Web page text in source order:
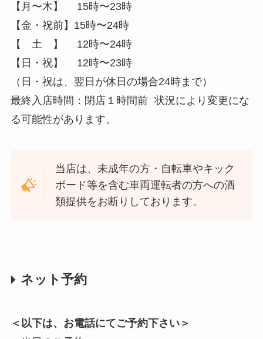
【月〜木】 15時〜23時
【金・祝前】15時〜24時
【 土 】 12時〜24時
【日・祝】 12時〜23時
（日・祝は、翌日が休日の場合24時まで）
最終入店時間：閉店１時間前 状況により変更にな
る可能性があります。
当店は、未成年の方・自転車やキック
ボード等を含む車両運転者の方への酒
類提供をお断りしております。
ネット予約
＜以下は、お電話にてご予約下さい＞